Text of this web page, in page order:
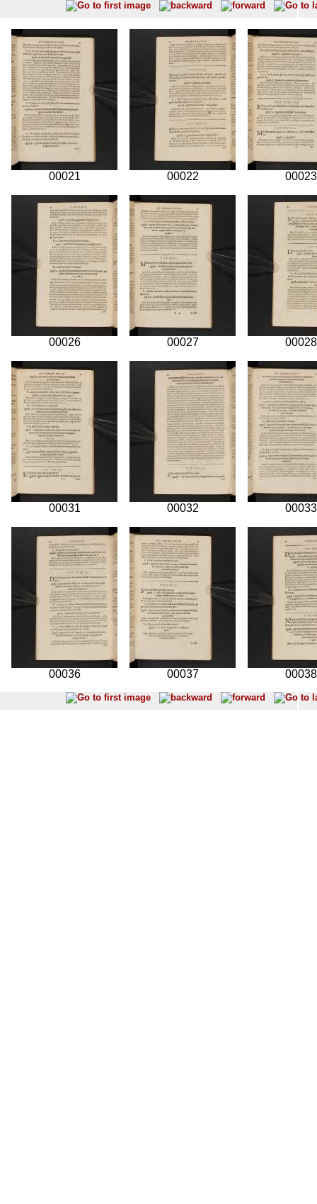
00021 00022 00023
00026 00027 00028
00031 00032 00033
00036 00037 00038